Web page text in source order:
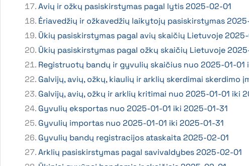
Avių ir ožkų pasiskirstymas pagal lytis 2025-02-01
Ėriavedžių ir ožkavedžių laikytojų pasiskirstymas
Ūkių pasiskirstymas pagal avių skaičių Lietuvoje
Ūkių pasiskirstymas pagal ožkų skaičių Lietuvoje
Registruotų bandų ir gyvulių skaičius nuo 2025-01-01
Galvijų, avių, ožkų, kiaulių ir arklių skerdimai skerdimo
Galvijų, avių, ožkų ir arklių kritimai nuo 2025-01-01 iki
Gyvulių eksportas nuo 2025-01-01 iki 2025-01-31
Gyvulių importas nuo 2025-01-01 iki 2025-01-31
Gyvulių bandų registracijos ataskaita 2025-02-01
Arklių pasiskirstymas pagal savivaldybes 2025-02-01